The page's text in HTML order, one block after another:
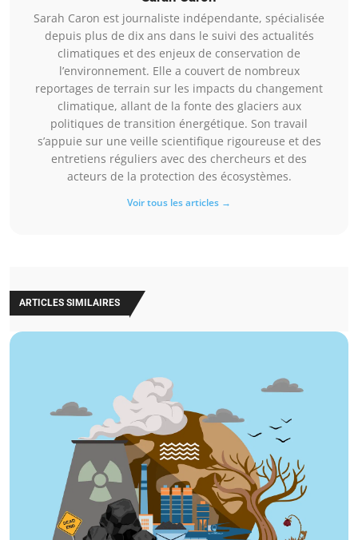
Sarah Caron est journaliste indépendante, spécialisée
depuis plus de dix ans dans le suivi des actualités
climatiques et des enjeux de conservation de
l’environnement. Elle a couvert de nombreux
reportages de terrain sur les impacts du changement
climatique, allant de la fonte des glaciers aux
politiques de transition énergétique. Son travail
s’appuie sur une veille scientifique rigoureuse et des
entretiens réguliers avec des chercheurs et des
acteurs de la protection des écosystèmes.
Voir tous les articles →
ARTICLES SIMILAIRES